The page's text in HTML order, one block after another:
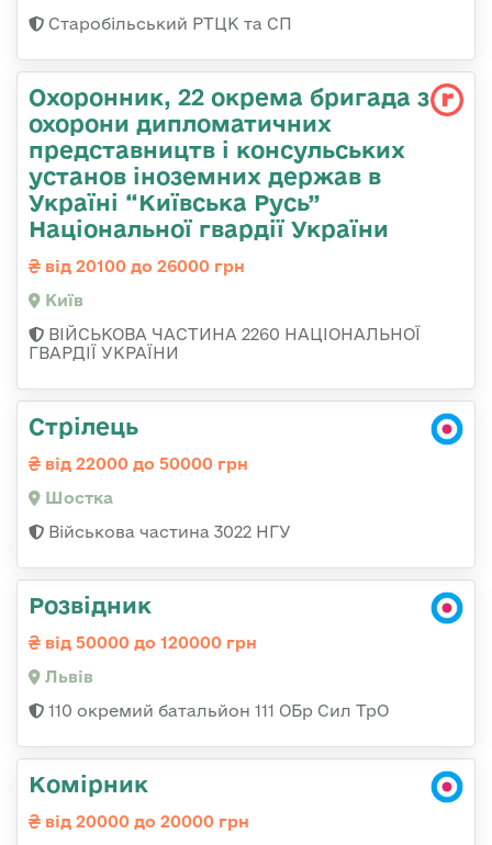
Старобільський РТЦК та СП
Охоронник, 22 окрема бригада з
охорони дипломатичних
представництв і консульських
установ іноземних держав в
Україні “Київська Русь”
Національної гвардії України
від 20100 до 26000 грн
Київ
ВІЙСЬКОВА ЧАСТИНА 2260 НАЦІОНАЛЬНОЇ
ГВАРДІЇ УКРАЇНИ
Стрілець
від 22000 до 50000 грн
Шостка
Військова частина 3022 НГУ
Розвідник
від 50000 до 120000 грн
Львів
110 окремий батальйон 111 ОБр Сил ТрО
Комірник
від 20000 до 20000 грн